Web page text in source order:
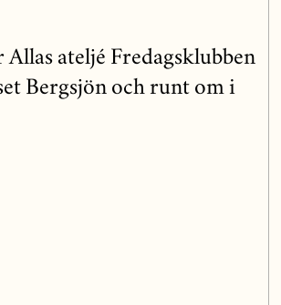
ateljé Fredagsklubben
Bergsjön och runt om i